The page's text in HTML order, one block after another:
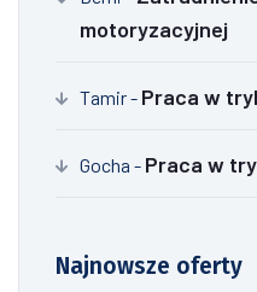
motoryzacyjnej
Tamir- Praca w
Gocha - Praca w
Najnowsze oferty